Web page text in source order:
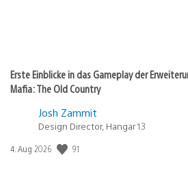
Erste Einblicke in das Gameplay der
Mafia: The Old Country
Josh Zammit
Design Director, Hangar 13
Veröffentlichungsdatum:
4. Aug 2026 91